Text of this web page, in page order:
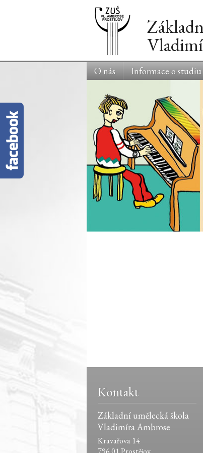
O nás Informace o studiu
Kontakt
Základní umělecká škola
Vladimíra Ambrose
Kravařova 14